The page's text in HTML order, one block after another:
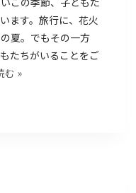
ます。旅行に、花火
夏。でもその一方
たちがいることをご
む »